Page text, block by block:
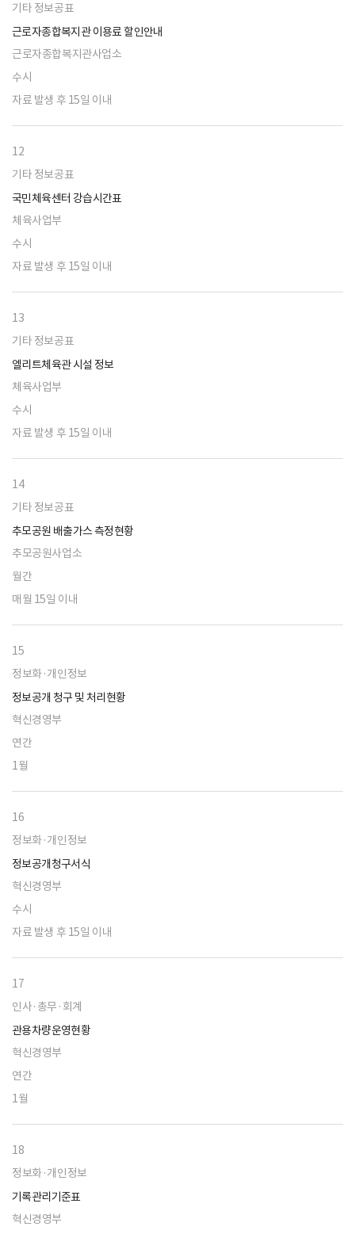
기타 정보공표
근로자종합복지관 이용료 할인안내
근로자종합복지관사업소
수시
자료 발생 후 15일 이내
12
기타 정보공표
국민체육센터 강습시간표
체육사업부
수시
자료 발생 후 15일 이내
13
기타 정보공표
엘리트체육관 시설 정보
체육사업부
수시
자료 발생 후 15일 이내
14
기타 정보공표
추모공원 배출가스 측정현황
추모공원사업소
월간
매월 15일 이내
15
정보화·개인정보
정보공개 청구 및 처리현황
혁신경영부
연간
1월
16
정보화·개인정보
정보공개청구서식
혁신경영부
수시
자료 발생 후 15일 이내
17
인사·총무·회계
관용차량운영현황
혁신경영부
연간
1월
18
정보화·개인정보
기록관리기준표
혁신경영부